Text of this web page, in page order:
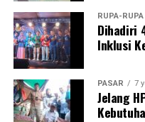
Sasaran Penerima Pupuk
Sasaran penerima
meliputi pembudidaya
pembenihan dan/atau
teknologi sederhana,
tertentu.
RUPA-RUPA
Dihadiri
Inklusi
PASAR 7
Jelang